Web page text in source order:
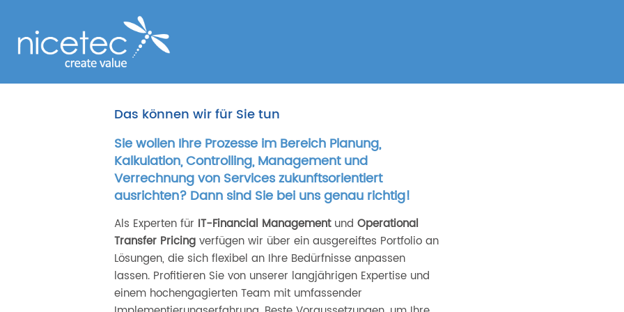
Das können wir für Sie tun
Sie wollen Ihre Prozesse im Bereich Planung,
Kalkulation, Controlling, Management und
Verrechnung von Services zukunftsorientiert
ausrichten? Dann sind Sie bei uns genau richtig!
Als Experten für IT-Financial Management und Operational
Transfer Pricing verfügen wir über ein ausgereiftes Portfolio an
Lösungen, die sich flexibel an Ihre Bedürfnisse anpassen
lassen. Profitieren Sie von unserer langjährigen Expertise und
einem hochengagierten Team mit umfassender